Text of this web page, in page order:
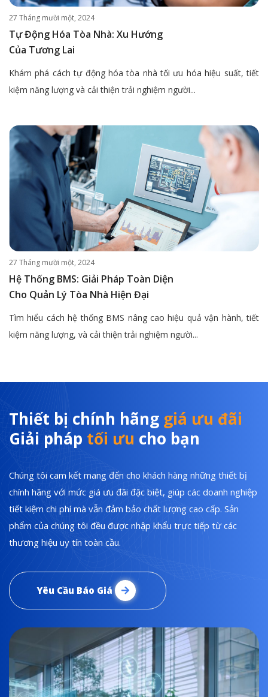
27 Tháng mười một, 2024
Tự Động Hóa Tòa Nhà: Xu Hướng
Của Tương Lai
Khám phá cách tự động hóa tòa nhà tối ưu hóa hiệu suất, tiết
kiệm năng lượng và cải thiện trải nghiệm người...
27 Tháng mười một, 2024
Hệ Thống BMS: Giải Pháp Toàn Diện
Cho Quản Lý Tòa Nhà Hiện Đại
Tìm hiểu cách hệ thống BMS nâng cao hiệu quả vận hành, tiết
kiệm năng lượng, và cải thiện trải nghiệm người...
Thiết bị chính hãng giá ưu đãi
Giải pháp tối ưu cho bạn
Chúng tôi cam kết mang đến cho khách hàng những thiết bị
chính hãng với mức giá ưu đãi đặc biệt, giúp các doanh nghiệp
tiết kiệm chi phí mà vẫn đảm bảo chất lượng cao cấp. Sản
phẩm của chúng tôi đều được nhập khẩu trực tiếp từ các
thương hiệu uy tín toàn cầu.
Yêu Cầu Báo Giá